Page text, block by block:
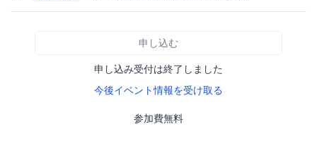
申し込む
申し込み受付は終了しました
今後イベント情報を受け取る
参加費無料